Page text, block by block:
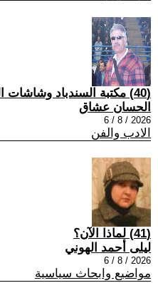
(40) مكتبة السندباد وشاشات الهاتف النقال
الحسان عشاق
2026 / 8 / 6
الادب والفن
(41) لماذا الآن؟
ليلى أحمد الهوني
2026 / 8 / 6
مواضيع وابحاث سياسية